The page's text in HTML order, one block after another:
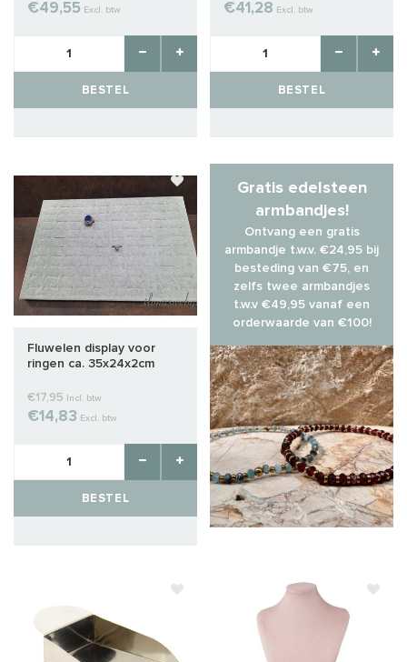
€49,55 Excl. btw
BESTEL
€41,28 Excl. btw
BESTEL
Fluwelen display voor
ringen ca. 35x24x2cm
€17,95 Incl. btw
€14,83 Excl. btw
BESTEL
Gratis edelsteen
armbandjes!
Ontvang een gratis
armbandje t.w.v. €24,95 bij
besteding van €75, en
zelfs twee armbandjes
t.w.v €49,95 vanaf een
orderwaarde van €100!